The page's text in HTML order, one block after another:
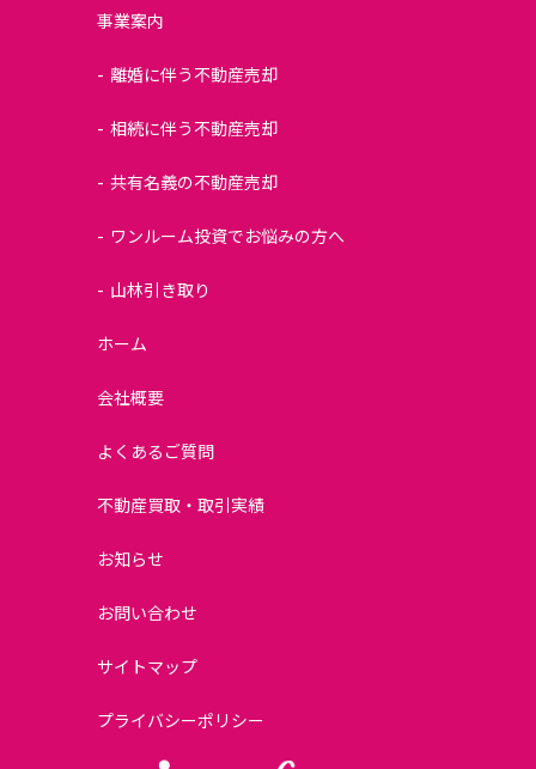
事業案内
離婚に伴う不動産売却
相続に伴う不動産売却
共有名義の不動産売却
ワンルーム投資でお悩みの方へ
山林引き取り
ホーム
会社概要
よくあるご質問
不動産買取・取引実績
お知らせ
お問い合わせ
サイトマップ
プライバシーポリシー